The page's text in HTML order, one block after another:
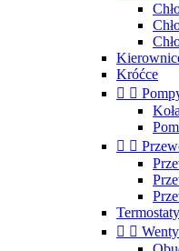
Króćce
 
 
Termostaty
 